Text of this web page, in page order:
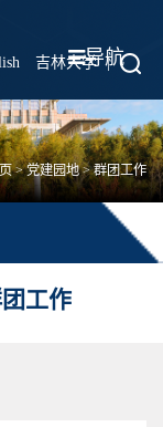
吉林大学 |
导航
>党建园地>群团工作
工作